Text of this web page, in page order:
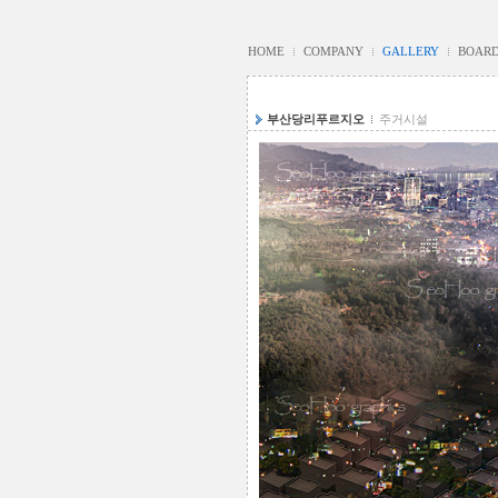
HOME COMPANY GALLERY
부산당리푸르지오 주거시설